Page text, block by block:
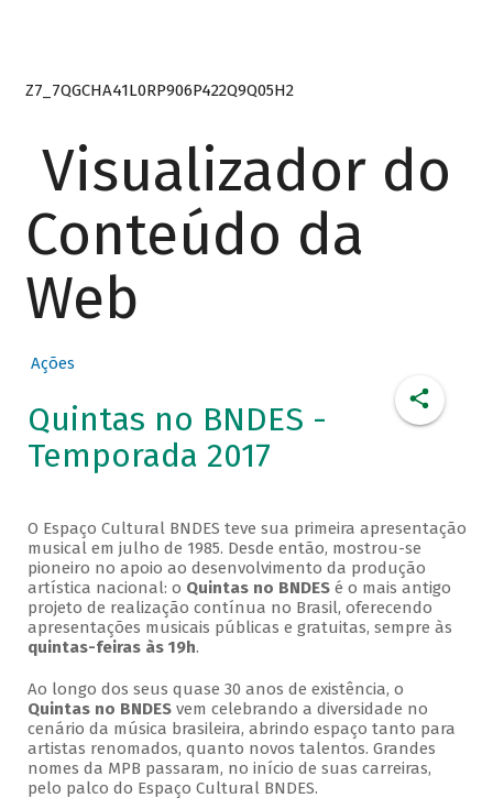
Z7_7QGCHA41L0RP906P422Q9Q05H2
Visualizador do
Conteúdo da
Web
Ações
Quintas no BNDES -
Temporada 2017
O Espaço Cultural BNDES teve sua primeira apresentação
musical em julho de 1985. Desde então, mostrou-se
pioneiro no apoio ao desenvolvimento da produção
artística nacional: o Quintas no BNDESé o mais antigo
projeto de realização contínua no Brasil, oferecendo
apresentações musicais públicas e gratuitas, sempre às
quintas-feiras às 19h.
Ao longo dos seus quase 30 anos de existência, o
Quintas no BNDESvem celebrando a diversidade no
cenário da música brasileira, abrindo espaço tanto para
artistas renomados, quanto novos talentos. Grandes
nomes da MPB passaram, no início de suas carreiras,
pelo palco do Espaço Cultural BNDES.